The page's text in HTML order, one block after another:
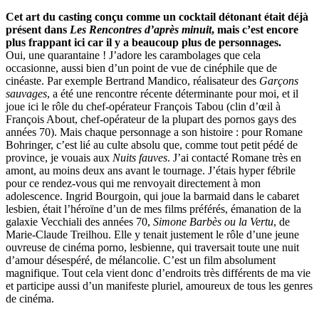
Cet art du casting conçu comme un cocktail détonant était déjà
présent dans Les Rencontres d’après minuit, mais c’est encore
plus frappant ici car il y a beaucoup plus de personnages.
Oui, une quarantaine ! J’adore les carambolages que cela
occasionne, aussi bien d’un point de vue de cinéphile que de
cinéaste. Par exemple Bertrand Mandico, réalisateur des Garçons
sauvages, a été une rencontre récente déterminante pour moi, et il
joue ici le rôle du chef-opérateur François Tabou (clin d’œil à
François About, chef-opérateur de la plupart des pornos gays des
années 70). Mais chaque personnage a son histoire : pour Romane
Bohringer, c’est lié au culte absolu que, comme tout petit pédé de
province, je vouais aux Nuits fauves. J’ai contacté Romane très en
amont, au moins deux ans avant le tournage. J’étais hyper fébrile
pour ce rendez-vous qui me renvoyait directement à mon
adolescence. Ingrid Bourgoin, qui joue la barmaid dans le cabaret
lesbien, était l’héroïne d’un de mes films préférés, émanation de la
galaxie Vecchiali des années 70, Simone Barbès ou la Vertu, de
Marie-Claude Treilhou. Elle y tenait justement le rôle d’une jeune
ouvreuse de cinéma porno, lesbienne, qui traversait toute une nuit
d’amour désespéré, de mélancolie. C’est un film absolument
magnifique. Tout cela vient donc d’endroits très différents de ma vie
et participe aussi d’un manifeste pluriel, amoureux de tous les genres
de cinéma.